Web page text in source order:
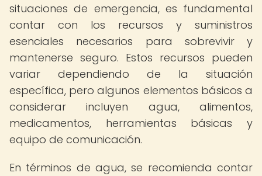
situaciones de emergencia, es fundamental
contar con los recursos y suministros
esenciales necesarios para sobrevivir y
mantenerse seguro. Estos recursos pueden
variar dependiendo de la situación
específica, pero algunos elementos básicos a
considerar incluyen agua, alimentos,
medicamentos, herramientas básicas y
equipo de comunicación.
En términos de agua, se recomienda contar